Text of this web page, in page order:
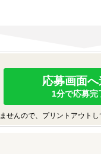
応募画面
1分で応募完
んので、プリントアウトし